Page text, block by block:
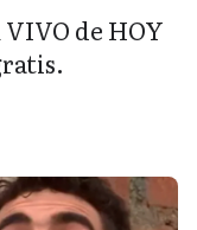
de HOY